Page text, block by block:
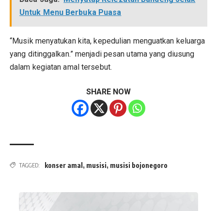
Untuk Menu Berbuka Puasa
“Musik menyatukan kita, kepedulian menguatkan keluarga
yang ditinggalkan.” menjadi pesan utama yang diusung
dalam kegiatan amal tersebut.
SHARE NOW
TAGGED: konser amal , musisi, musisi bojonegoro